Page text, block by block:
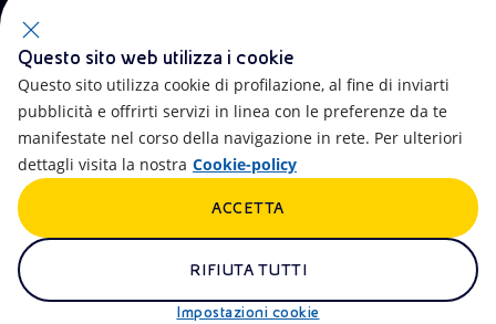
ALTRI LINK
Accessibilità Calendario
Newsletter Intelligenza artificiale
Truffe e Phishing
Remit Alluvioni
Questo sito web utilizza i cookie
Questo sito utilizza cookie di profilazione, al fine di inviarti
pubblicità e offrirti servizi in linea con le preferenze da te
manifestate nel corso della navigazione in rete. Per ulteriori
dettagli visita la nostra Cookie-policy
Impostazioni cookie
RIFIUTA TUTTI
ACCETTA